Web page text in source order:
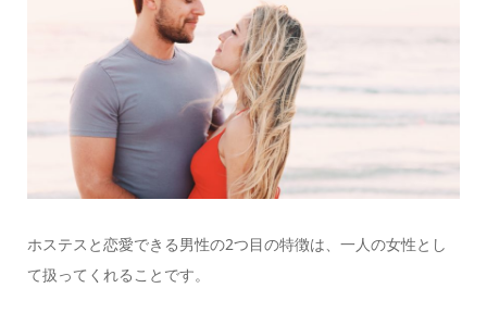
ホステスと恋愛できる男性の2つ目の特徴は、一人の女性とし
て扱ってくれることです。